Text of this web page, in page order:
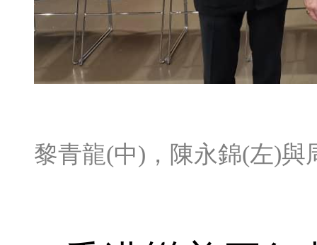
黎青龍(中)，陳永錦(左)與